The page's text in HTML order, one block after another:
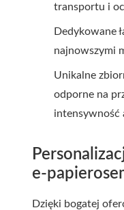
transportu i
Dedykowane
najnowszymi
Unikalne
odporne na
intensywność
e-
Dzięki bogatej